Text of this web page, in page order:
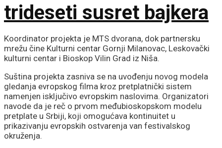
trideseti susret bajkera
Koordinator projekta je MTS dvorana, dok partnersku
mrežu čine Kulturni centar Gornji Milanovac, Leskovački
kulturni centar i Bioskop Vilin Grad iz Niša.
Suština projekta zasniva se na uvođenju novog modela
gledanja evropskog filma kroz pretplatnički sistem
namenjen isključivo evropskim naslovima. Organizatori
navode da je reč o prvom međubioskopskom modelu
pretplate u Srbiji, koji omogućava kontinuitet u
prikazivanju evropskih ostvarenja van festivalskog
okruženja.